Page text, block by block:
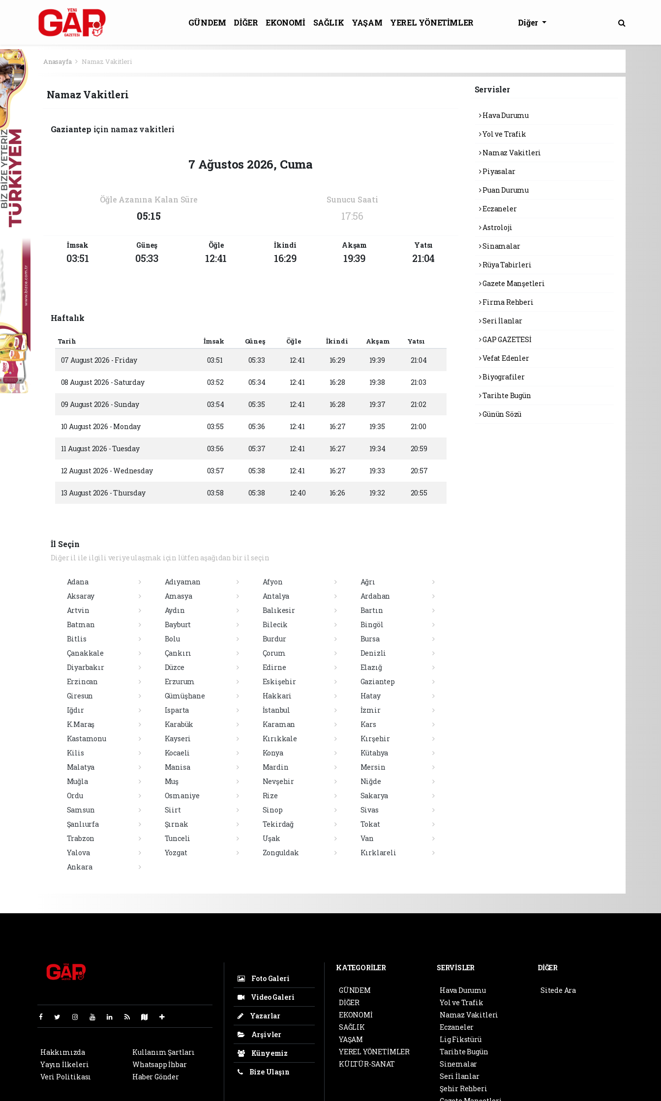
GÜNDEM DİĞER EKONOMİ SAĞLIK YAŞAM
YEREL YÖNETİMLER
Diğer
Anasayfa Namaz Vakitleri
Namaz Vakitleri
Gaziantep için namaz vakitleri
7 Ağustos 2026, Cuma
Öğle Azanına Kalan Süre
05:15
Sunucu Saati
17:56
İmsak
03:51
Güneş
05:33
Öğle
12:41
İkindi
16:29
Akşam
19:39
Yatsı
21:04
Haftalık
Tarih İmsak Güneş Öğle İkindi Akşam Yatsı
07 August 2026 - Friday 03:51 05:33 12:41 16:29 19:39 21:04
08 August 2026 - Saturday 03:52 05:34 12:41 16:28 19:38 21:03
09 August 2026 - Sunday 03:54 05:35 12:41 16:28 19:37 21:02
10 August 2026 - Monday 03:55 05:36 12:41 16:27 19:35 21:00
11 August 2026 - Tuesday 03:56 05:37 12:41 16:27 19:34 20:59
12 August 2026 - Wednesday 03:57 05:38 12:41 16:27 19:33 20:57
13 August 2026 - Thursday 03:58 05:38 12:40 16:26 19:32 20:55
İl Seçin
Diğer il ile ilgili veriye ulaşmak için lütfen aşağıdan bir il seçin
Adana Adıyaman Afyon
Ağrı
Aksaray
Amasya Antalya
Ardahan
Artvin
Aydın Balıkesir
Bartın
Batman
Bayburt Bilecik
Bingöl
Bitlis
Bolu Burdur
Bursa
Çanakkale
Çankırı Çorum
Denizli
Diyarbakır
Düzce Edirne
Elazığ
Erzincan
Erzurum Eskişehir
Gaziantep
Giresun
Gümüşhane Hakkari
Hatay
Iğdır
Isparta İstanbul
İzmir
K.Maraş
Karabük Karaman
Kars
Kastamonu
Kayseri Kırıkkale
Kırşehir
Kilis
Kocaeli Konya
Kütahya
Malatya
Manisa Mardin
Mersin
Muğla
Muş Nevşehir
Niğde
Ordu
Osmaniye Rize
Sakarya
Samsun
Siirt Sinop
Sivas
Şanlıurfa
Şırnak Tekirdağ
Tokat
Trabzon
Tunceli Uşak
Van
Yalova
Yozgat Zonguldak
Kırklareli
Ankara
Servisler
Hava Durumu
Yol ve Trafik
Namaz Vakitleri
Piyasalar
Puan Durumu
Eczaneler
Astroloji
Sinamalar
Rüya Tabirleri
Gazete Manşetleri
Firma Rehberi
Seri İlanlar
GAP GAZETESİ
Vefat Edenler
Biyografiler
Tarihte Bugün
Günün Sözü
Hakkımızda
Yayın İlkeleri
Veri Politikası
Kullanım Şartları
Whatsapp İhbar
Haber Gönder
Foto Galeri
Video Galeri
Yazarlar
Arşivler
Künyemiz
Bize Ulaşın
KATEGORİLER
GÜNDEM
DİĞER
EKONOMİ
SAĞLIK
YAŞAM
YEREL YÖNETİMLER
KÜLTÜR-SANAT
SERVİSLER
Hava Durumu
Yol ve Trafik
Namaz Vakitleri
Eczaneler
Lig Fikstürü
Tarihte Bugün
Sinemalar
Seri İlanlar
Şehir Rehberi
DİĞER
Sitede Ara